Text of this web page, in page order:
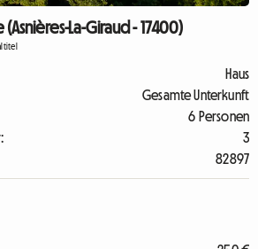
La-Giraud - 17400)
Haus
Gesamte Unterkunft
6 Personen
3
82897